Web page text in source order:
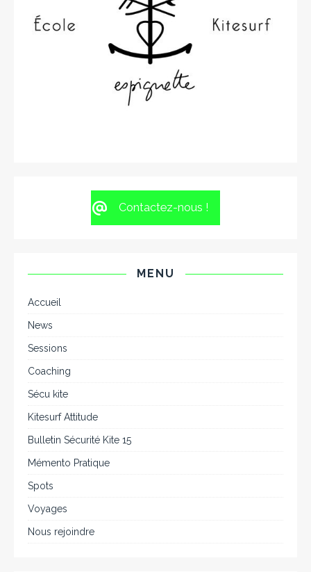
Contactez-nous !
MENU
Accueil
News
Sessions
Coaching
Sécu kite
Kitesurf Attitude
Bulletin Sécurité Kite 15
Mémento Pratique
Spots
Voyages
Nous rejoindre